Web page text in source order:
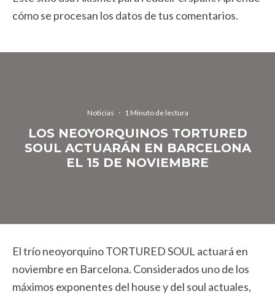
cómo se procesan los datos de tus comentarios.
Noticias · 1 Minuto de lectura
LOS NEOYORQUINOS TORTURED
SOUL ACTUARÁN EN BARCELONA
EL 15 DE NOVIEMBRE
El trío neoyorquino TORTURED SOUL actuará en
noviembre en Barcelona. Considerados uno de los
máximos exponentes del house y del soul actuales,